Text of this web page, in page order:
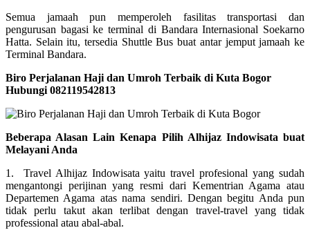
Semua jamaah pun memperoleh fasilitas transportasi dan
pengurusan bagasi ke terminal di Bandara Internasional Soekarno
Hatta. Selain itu, tersedia Shuttle Bus buat antar jemput jamaah ke
Terminal Bandara.
Biro Perjalanan Haji dan Umroh Terbaik di Kuta Bogor
Hubungi 082119542813
Beberapa Alasan Lain Kenapa Pilih Alhijaz Indowisata buat
Melayani Anda
1. Travel Alhijaz Indowisata yaitu travel profesional yang sudah
mengantongi perijinan yang resmi dari Kementrian Agama atau
Departemen Agama atas nama sendiri. Dengan begitu Anda pun
tidak perlu takut akan terlibat dengan travel-travel yang tidak
professional atau abal-abal.